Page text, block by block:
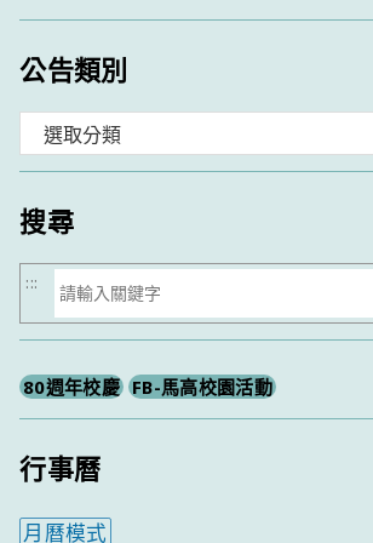
公告類別
類
搜尋
搜
尋
:::
80週年校慶 FB-馬高校園活動
行事曆
月曆模式